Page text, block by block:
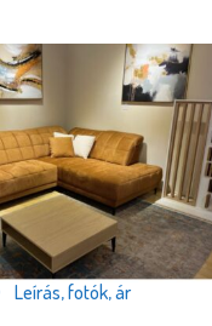
Leírás, fotók, ár